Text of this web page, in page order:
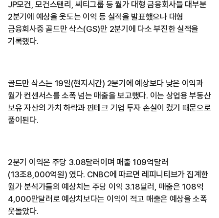
JP모건, 모건스탠리, 씨티그룹 등 월가 대형 금융회사들 대부분
2분기에 예상을 웃도는 이익 등 실적을 발표했으나 대형
금융회사중 골드만 삭스(GS)만 2분기에 다소 부진한 실적을
기록했다.
골드만 삭스는 19일(현지시간) 2분기에 예상보다 낮은 이익과
월가 컨센서스를 소폭 넘는 매출을 보고했다. 이는 상업용 부동산
보유 자산의 가치 하락과 핀테크 기업 투자 손실이 컸기 때문으로
풀이된다.
2분기 이익은 주당 3.08달러이며 매출 109억달러
(13조8,000억원) 였다. CNBC에 따르면 레피니티브가 집계한
월가 분석가들의 예상치는 주당 이익 3.18달러, 매출은 108억
4,000만달러로 예상치보다는 이익이 적고 매출은 예상을 소폭
웃돌았다.